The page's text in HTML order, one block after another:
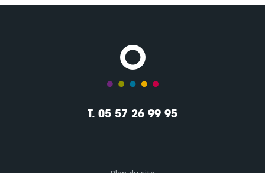
T. 05 57 26 99 95